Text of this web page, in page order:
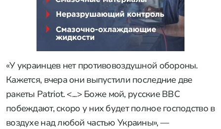
«У украинцев нет противовоздушной обороны.
Кажется, вчера они выпустили последние две
ракеты Patriot. <...> Боже мой, русские ВВС
побеждают, скоро у них будет полное господство в
воздухе над любой частью Украины», —